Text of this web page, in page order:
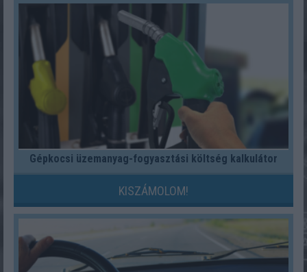
Gépkocsi üzemanyag-fogyasztási költség kalkulátor
KISZÁMOLOM!